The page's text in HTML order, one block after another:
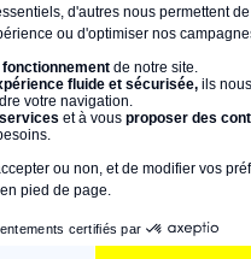
mar 21/
Marc et merci pour
les pays de l’UE,
soit, il y a quelques
à deux broches,